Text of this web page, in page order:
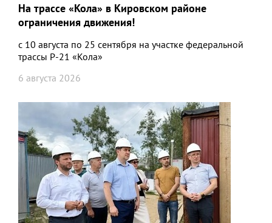
На трассе «Кола» в Кировском районе
ограничения движения!
с 10 августа по 25 сентября на участке федеральной
трассы Р-21 «Кола»
6 августа 2026